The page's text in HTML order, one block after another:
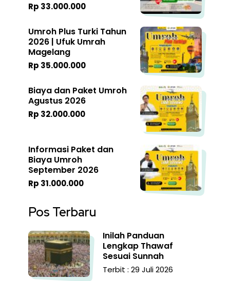
Rp 33.000.000
Umroh Plus Turki Tahun
2026 | Ufuk Umrah
Magelang
Rp 35.000.000
Biaya dan Paket Umroh
Agustus 2026
Rp 32.000.000
Informasi Paket dan
Biaya Umroh
September 2026
Rp 31.000.000
Pos Terbaru
Inilah Panduan
Lengkap Thawaf
Sesuai Sunnah
Terbit : 29 Juli 2026